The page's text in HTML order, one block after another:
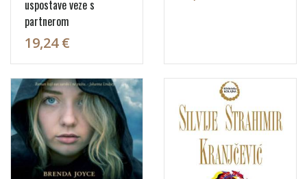
uspostave veze s
partnerom
19,24 €